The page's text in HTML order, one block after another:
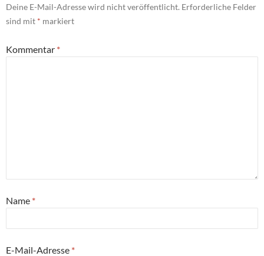
Deine E-Mail-Adresse wird nicht veröffentlicht. Erforderliche Felder
sind mit * markiert
Kommentar *
Name *
E-Mail-Adresse *